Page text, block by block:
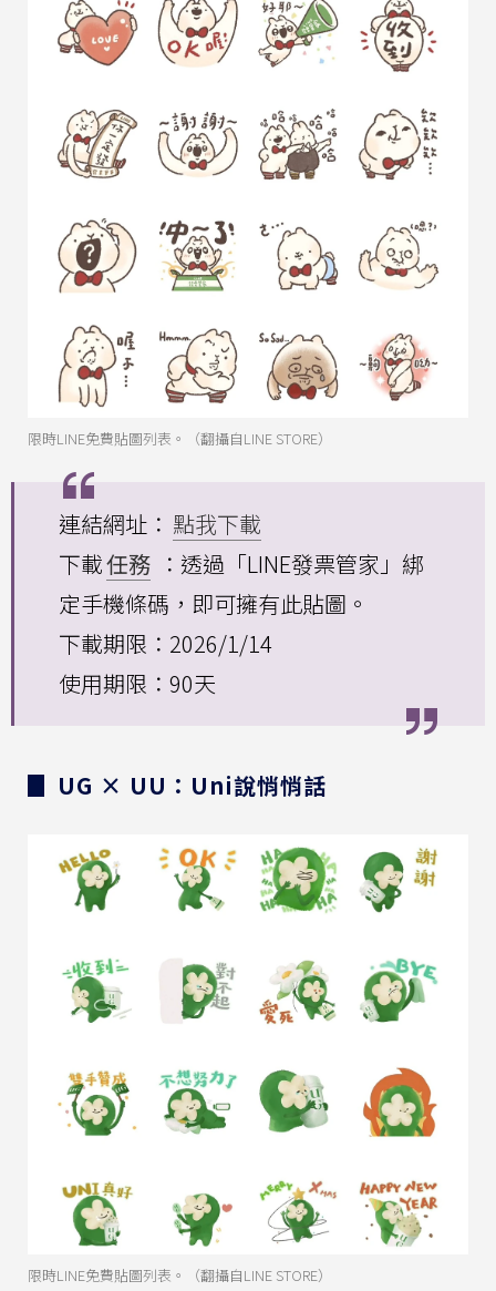
限時LINE免費貼圖列表。（翻攝自LINE STORE）
連結網址： 點我下載
下載任務 ：透過「LINE發票管家」綁
定手機條碼，即可擁有此貼圖。
下載期限：2026/1/14
使用期限：90天
▊ UG × UU：Uni說悄悄話
限時LINE免費貼圖列表。（翻攝自LINE STORE）